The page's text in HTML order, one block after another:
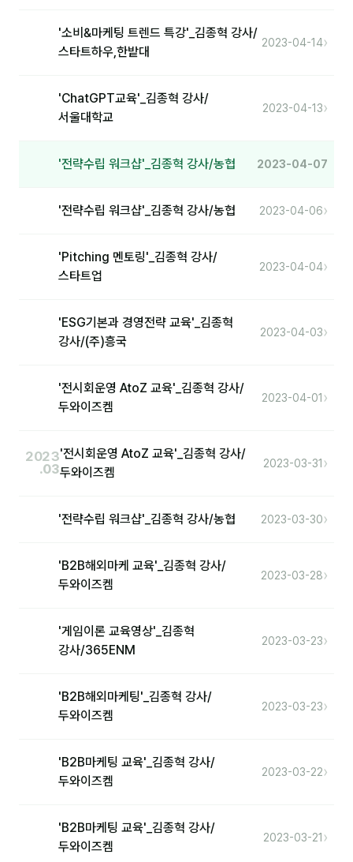
자주 묻는 질문
'소비&마케팅 트렌드 특강'_김종혁 강사/
스타트하우,한밭대
2023-04-14›
'ChatGPT교육'_김종혁 강사/
서울대학교
2023-04-13›
'전략수립 워크샵'_김종혁 강사/농협 2023-04-07
'전략수립 워크샵'_김종혁 강사/농협 2023-04-06›
'Pitching 멘토링'_김종혁 강사/
스타트업
2023-04-04›
'ESG기본과 경영전략 교육'_김종혁
강사/(주)흥국
2023-04-03›
'전시회운영 AtoZ 교육'_김종혁 강사/
두와이즈켐
2023-04-01›
2023
.03
'전시회운영 AtoZ 교육'_김종혁 강사/
두와이즈켐
2023-03-31›
'전략수립 워크샵'_김종혁 강사/농협 2023-03-30›
'B2B해외마케 교육'_김종혁 강사/
두와이즈켐
2023-03-28›
'게임이론 교육영상'_김종혁
강사/365ENM
2023-03-23›
'B2B해외마케팅'_김종혁 강사/
두와이즈켐
2023-03-23›
'B2B마케팅 교육'_김종혁 강사/
두와이즈켐
2023-03-22›
'B2B마케팅 교육'_김종혁 강사/
두와이즈켐
2023-03-21›